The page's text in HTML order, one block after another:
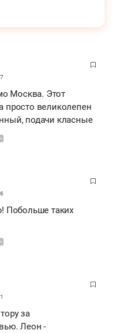
Москва. Этот
просто великолепен
подачи класные
Побольше таких
за
Леон -